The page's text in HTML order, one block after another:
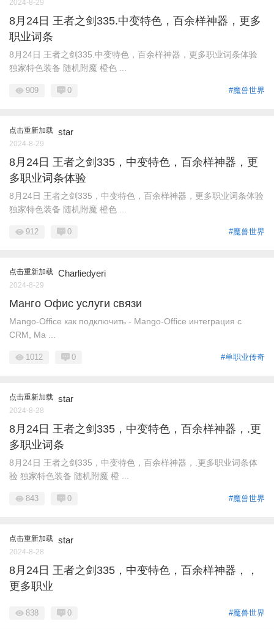
2024-8-29
8月24日 王者之剑335.中变特色，百余样神器，更多
职业词条
8月24日 王者之剑335.中变特色，百余样神器，更多职业词条体验
独家特色装备 随机附魔 橙色 ...
#魔兽世界
909 0
点击重新加载 star
2024-8-29
8月24日 王者之剑335，中变特色，百余样神器，更
多职业词条体验
8月24日 王者之剑335，中变特色，百余样神器，更多职业词条体验
独家特色装备 随机附魔 橙色 ...
#魔兽世界
912 0
点击重新加载 Charliedyeri
2024-8-29
Манго Офис услуги связи
Mango-Office как подключить - Mango-Office интеграция с
CRM, Ма ...
#单职业传奇
1012 0
点击重新加载 star
2024-8-28
8月24日 王者之剑335，中变特色，百余样神器，.更
多职业词条
8月24日 王者之剑335，中变特色，百余样神器，.更多职业词条体
验 独家特色装备 随机附魔 橙 ...
#魔兽世界
843 0
点击重新加载 star
2024-8-28
8月24日 王者之剑335，中变特色，百余样神器，，
更多职业
#魔兽世界
838 0